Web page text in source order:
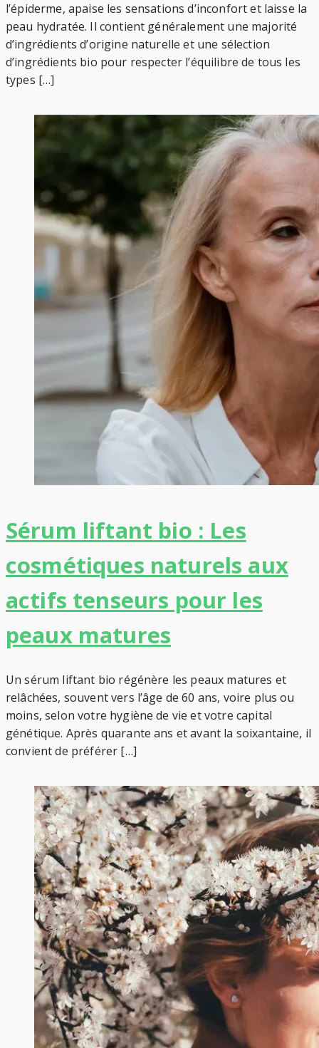
l’épiderme, apaise les sensations d’inconfort et laisse la
peau hydratée. Il contient généralement une majorité
d’ingrédients d’origine naturelle et une sélection
d’ingrédients bio pour respecter l’équilibre de tous les
types […]
Sérum liftant bio : Les
cosmétiques naturels aux
actifs tenseurs pour les
peaux matures
Un sérum liftant bio régénère les peaux matures et
relâchées, souvent vers l’âge de 60 ans, voire plus ou
moins, selon votre hygiène de vie et votre capital
génétique. Après quarante ans et avant la soixantaine, il
convient de préférer […]